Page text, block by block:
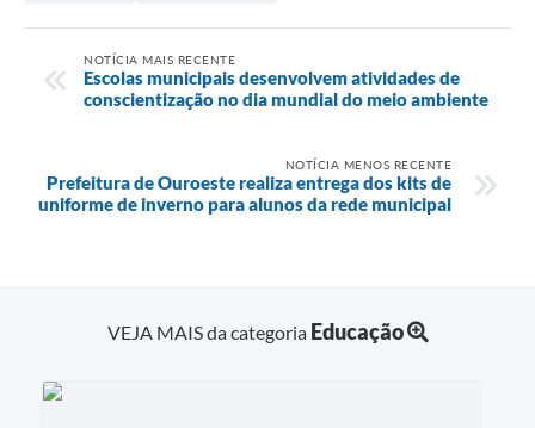
NOTÍCIA MAIS RECENTE
Escolas municipais desenvolvem atividades de
conscientização no dia mundial do meio ambiente
NOTÍCIA MENOS RECENTE
Prefeitura de Ouroeste realiza entrega dos kits de
uniforme de inverno para alunos da rede municipal
VEJA MAIS da categoria Educação